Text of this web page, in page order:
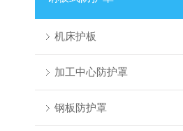
机床护板
加工中心防护罩
钢板防护罩